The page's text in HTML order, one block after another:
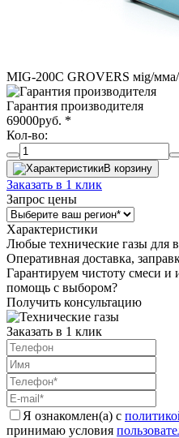
MIG-200С GROVERS мig/
Гарантия производителя
69000руб. *
Кол-во:
В корзину
Заказать в 1 клик
Запрос цены
Характеристики
Любые технические газы для
Оперативная доставка,
Гарантируем чистоту смеси и
помощь с выбором?
Получить консультацию
Заказать в 1 клик
Я ознакомлен(а) с
принимаю условия